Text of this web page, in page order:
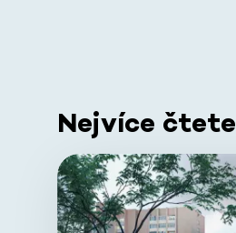
Nejvíce čtete